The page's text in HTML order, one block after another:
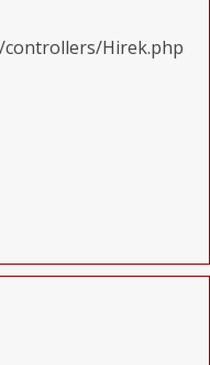
Hirek.php